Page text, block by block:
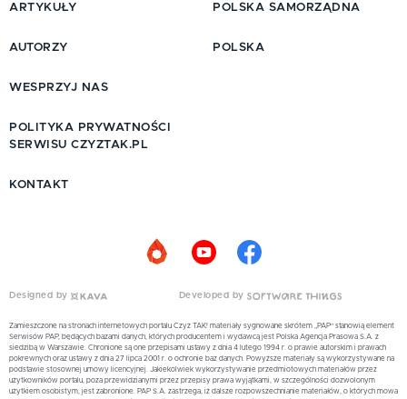
ARTYKUŁY
AUTORZY
POLSKA SAMORZĄDNA
POLSKA
WESPRZYJ NAS
POLITYKA PRYWATNOŚCI
SERWISU CZYZTAK.PL
KONTAKT
Designed by Developed by
Zamieszczone na stronach internetowych portalu Czyż TAK! materiały sygnowane skrótem „PAP” stanowią element
Serwisów PAP, będących bazami danych, których producentem i wydawcą jest Polska Agencja Prasowa S.A. z
siedzibą w Warszawie. Chronione są one przepisami ustawy z dnia 4 lutego 1994 r. o prawie autorskim i prawach
pokrewnych oraz ustawy z dnia 27 lipca 2001 r. o ochronie baz danych. Powyższe materiały są wykorzystywane na
podstawie stosownej umowy licencyjnej. Jakiekolwiek wykorzystywanie przedmiotowych materiałów przez
użytkowników portalu, poza przewidzianymi przez przepisy prawa wyjątkami, w szczególności dozwolonym
użytkiem osobistym, jest zabronione. PAP S.A. zastrzega, iż dalsze rozpowszechnianie materiałów, o których mowa